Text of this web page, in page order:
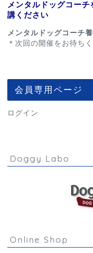
メンタルドッグコー
講ください
メンタルドッグコーチ
＊次回の開催をお待ち
会員専用ページ
ログイン
Doggy Labo
Online Shop